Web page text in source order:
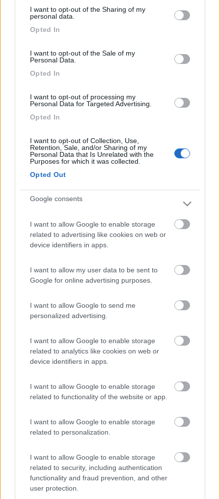
not limited to your visit or usage behaviour. You may click to
use your data for below specified purposes in below Google
I want to opt-out of the Sharing of my
personal data.
Opted In
I want to opt-out of the Sale of my
Personal Data.
Opted In
I want to opt-out of processing my
Personal Data for Targeted Advertising.
Opted In
I want to opt-out of Collection, Use,
Retention, Sale, and/or Sharing of my
Personal Data that Is Unrelated with the
Purposes for which it was collected.
Opted Out
Google consents
I want to allow Google to enable storage
related to advertising like cookies on web or
device identifiers in apps.
I want to allow my user data to be sent to
Google for online advertising purposes.
I want to allow Google to send me
personalized advertising.
I want to allow Google to enable storage
related to analytics like cookies on web or
device identifiers in apps.
I want to allow Google to enable storage
related to functionality of the website or app.
I want to allow Google to enable storage
related to personalization.
I want to allow Google to enable storage
related to security, including authentication
functionality and fraud prevention, and other
user protection.
costerebbe piu del camper.
Anche facendo i fori, comunque appena batte il sole poi si crea
____________________________________
Tommaso IZ4DJI
www.iz4dji.it
icaro2002
2519
Inserito il15/06/2017 alle:22:52:52
Questa è la situazione, come si vede dalla foto si sono create,
come si siano formate.
Alla base della finestra si vede la linea dell'acqua che credo si
sia creata per condensa, e a questo punto non credo ci sia altra
(In un mondo dove tutto è verità ed ogni verità è
illusione,......l''unica certezza è il dubbio!!)